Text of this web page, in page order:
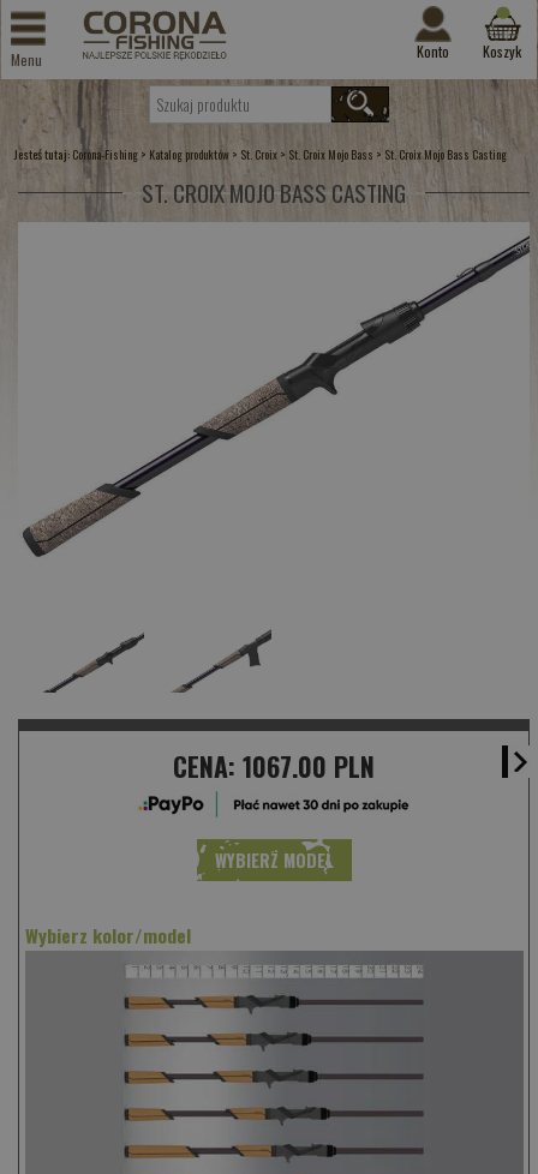
Menu Konto Koszyk
Jesteś tutaj: Corona-Fishing > Katalog produktów > St. Croix > St. Croix Mojo Bass > St. Croix Mojo Bass Casting
ST. CROIX MOJO BASS CASTING
CENA:1067.00 PLN
WYBIERZ MODEL
Wybierz kolor/model